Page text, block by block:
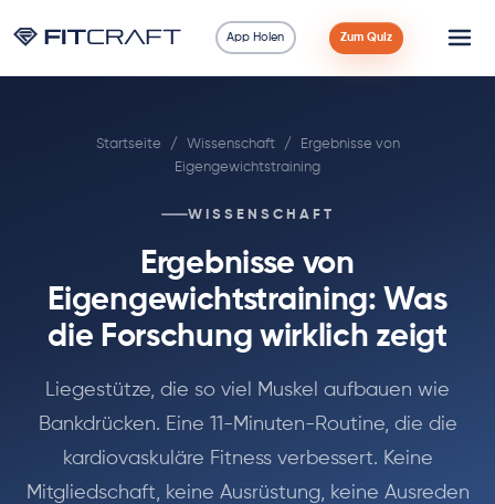
App Holen Zum Quiz
Ratgeber
Übungen
Blog
Rechner
Startseite / Wissenschaft /
Ergebnisse von
Eigengewichtstraining
WISSENSCHAFT
Ergebnisse von
Eigengewichtstraining: Was
die Forschung wirklich zeigt
Liegestütze, die so viel Muskel aufbauen wie
Bankdrücken. Eine 11-Minuten-Routine, die die
kardiovaskuläre Fitness verbessert. Keine
Mitgliedschaft, keine Ausrüstung, keine Ausreden